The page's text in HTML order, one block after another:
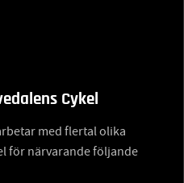
Cykel
med flertal olika
för närvarande följande